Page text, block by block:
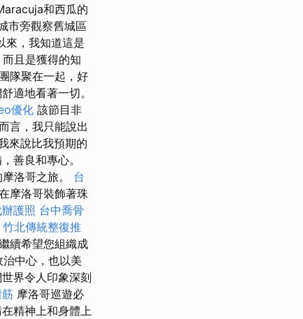
和西瓜的
市旁觀察舊城區
來，我知道這是
且是獲得的知
隊聚在一起，好
適地看著一切。
優化 該節目非
言，我只能說出
來說比我預期的
善良和專心。
洛哥之旅。 台
摩洛哥裝飾著珠
護照 台中喬骨
竹北傳統整復推
續希望您組織成
中心，也以美
界令人印象深刻
摩洛哥巡遊必
精神上和身體上